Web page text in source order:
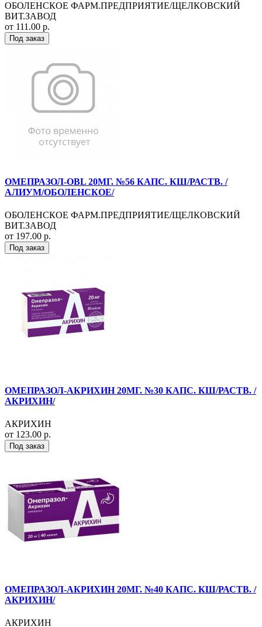
ОБОЛЕНСКОЕ ФАРМ.ПРЕДПРИЯТИЕ/ЩЕЛКОВСКИЙ
ВИТ.ЗАВОД
от 111.00 р.
Под заказ
ОМЕПРАЗОЛ-OBL 20МГ. №56 КАПС. КШ/РАСТВ. /
АЛИУМ/ОБОЛЕНСКОЕ/
ОБОЛЕНСКОЕ ФАРМ.ПРЕДПРИЯТИЕ/ЩЕЛКОВСКИЙ
ВИТ.ЗАВОД
от 197.00 р.
Под заказ
ОМЕПРАЗОЛ-АКРИХИН 20МГ. №30 КАПС. КШ/РАСТВ. /
АКРИХИН/
АКРИХИН
от 123.00 р.
Под заказ
ОМЕПРАЗОЛ-АКРИХИН 20МГ. №40 КАПС. КШ/РАСТВ. /
АКРИХИН/
АКРИХИН